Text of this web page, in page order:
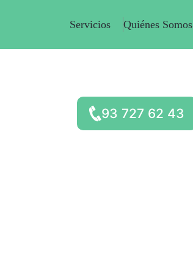
Servicios Quiénes Somos
93 727 62 43